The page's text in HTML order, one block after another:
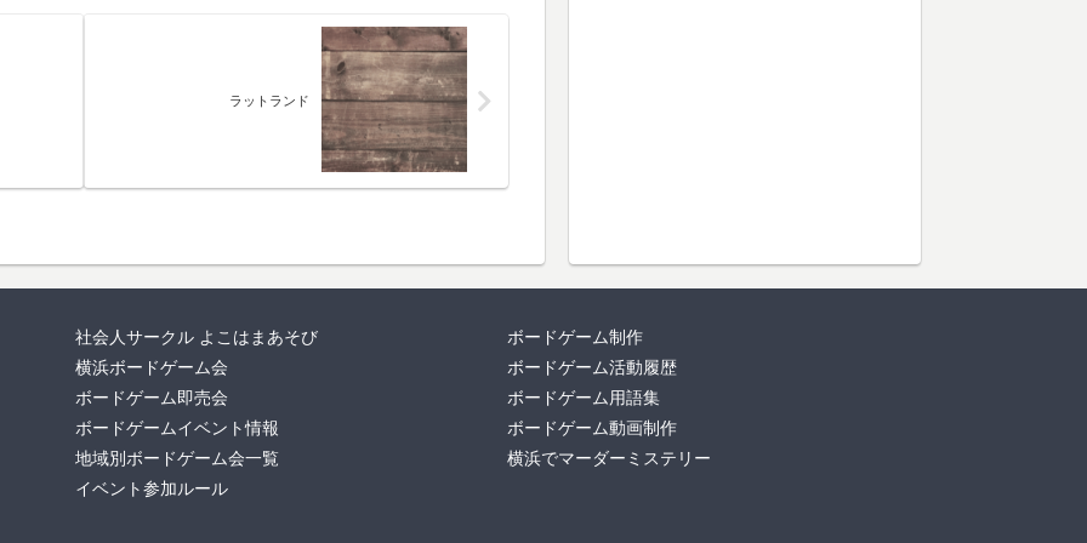
ラットランド
社会人サークル よこはまあそび
横浜ボードゲーム会
ボードゲーム即売会
ボードゲームイベント情報
地域別ボードゲーム会一覧
イベント参加ルール
ボードゲーム制作
ボードゲーム活動履歴
ボードゲーム用語集
ボードゲーム動画制作
横浜でマーダーミステリー